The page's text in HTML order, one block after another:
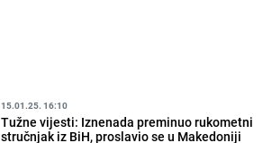
15.01.25. 16:10
Tužne vijesti: Iznenada preminuo rukometni
stručnjak iz BiH, proslavio se u Makedoniji